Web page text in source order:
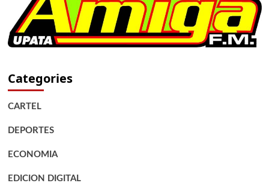
Categories
CARTEL
DEPORTES
ECONOMIA
EDICION DIGITAL